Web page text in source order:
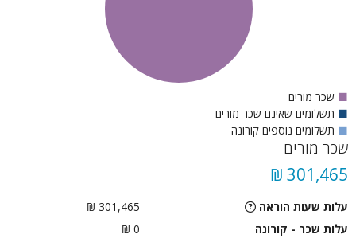
■ שכר מורים
■ תשלומים שאינם שכר מורים
■ תשלומים נוספים קורונה
שכר מורים
301,465 ₪
עלות שעות הוראה
301,465 ₪
עלות שכר - קורונה
0 ₪